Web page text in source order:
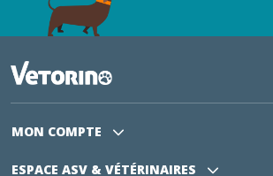
MON COMPTE
ESPACE ASV & VÉTÉRINAIRES